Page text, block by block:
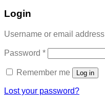
Login
Username or email address
Password *Required
Remember me Log in
Lost your password?